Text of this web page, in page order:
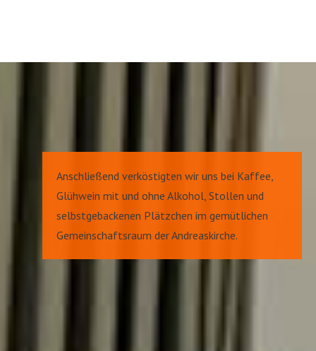
Anschließend verköstigten wir uns bei Kaffee,
Glühwein mit und ohne Alkohol, Stollen und
selbstgebackenen Plätzchen im gemütlichen
Gemeinschaftsraum der Andreaskirche.